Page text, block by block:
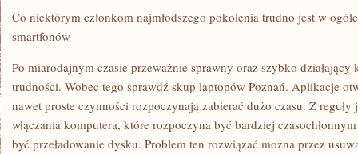
INTERNETOWA
POWSTANIE
WIELU
OPROGRAMOWAŃ
KOMPUTEROWYCH
Co niektórym członkom najmłodszego pokolenia trudno jest w
smartfonów
Po miarodajnym czasie przeważnie sprawny oraz szybko działający
trudności. Wobec tego sprawdź skup laptopów Poznań. Aplikacje
nawet proste czynności rozpoczynają zabierać dużo czasu. Z
włączania komputera, które rozpoczyna być bardziej
być przeładowanie dysku. Problem ten rozwiązać można przez